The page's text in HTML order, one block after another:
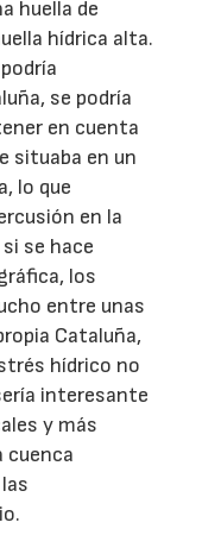
huella de
hídrica alta.
se podría
en cuenta
situaba en un
lo que
en la
se hace
los
entre unas
Cataluña,
hídrico no
interesante
y más
cuenca